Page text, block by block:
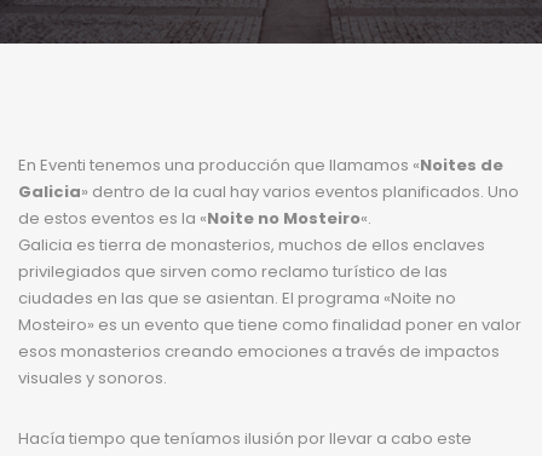
En Eventi tenemos una producción que llamamos «Noites de
Galicia» dentro de la cual hay varios eventos planificados. Uno
de estos eventos es la «Noite no Mosteiro«.
Galicia es tierra de monasterios, muchos de ellos enclaves
privilegiados que sirven como reclamo turístico de las
ciudades en las que se asientan. El programa «Noite no
Mosteiro» es un evento que tiene como finalidad poner en valor
esos monasterios creando emociones a través de impactos
visuales y sonoros.
Hacía tiempo que teníamos ilusión por llevar a cabo este